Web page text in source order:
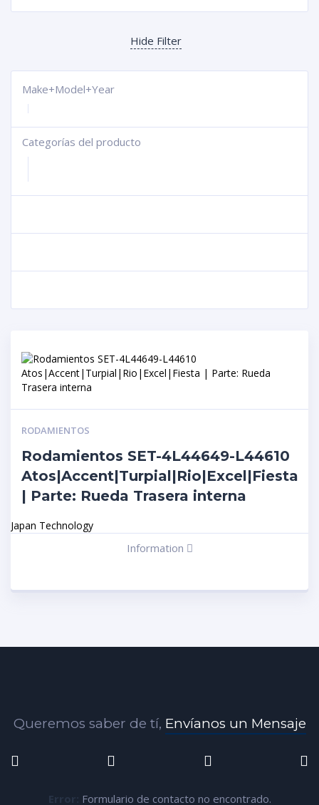
Hide Filter
Make+Model+Year
Categorías del producto
+
RODAMIENTOS
Rodamientos SET-4L44649-L44610
Atos|Accent|Turpial|Rio|Excel|Fiesta
| Parte: Rueda Trasera interna
Japan Technology
Information
Queremos saber de tí, Envíanos un Mensaje
Error: Formulario de contacto no encontrado.